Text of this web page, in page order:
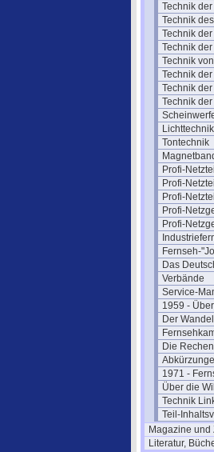
Technik
Technik
Technik
Technik
Technik
Technik
Technik
Technik
Lichttechnik
Tontechnik
Profi-
Profi-
Profi-
Profi-
Profi-
Fernseh-
Das
Verbände
Service-
1959 -
Der
Die
1971 -
Über die
Technik
Teil-
Magazine und
Literatur,